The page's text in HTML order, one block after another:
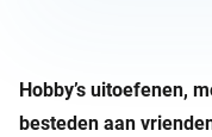
Hobby’s uitoefenen,
besteden aan